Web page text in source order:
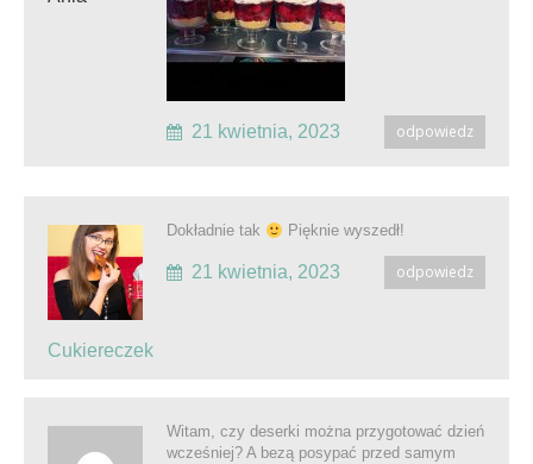
odpowiedz
21 kwietnia, 2023
Cukiereczek
Dokładnie tak Pięknie wyszedł!
odpowiedz
21 kwietnia, 2023
Witam, czy deserki można przygotować dzień
wcześniej? A bezą posypać przed samym